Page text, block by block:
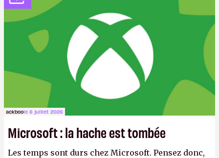
ackboole 6 juillet 2026
Microsoft : la hache est tombée
Les temps sont durs chez Microsoft. Pensez donc,